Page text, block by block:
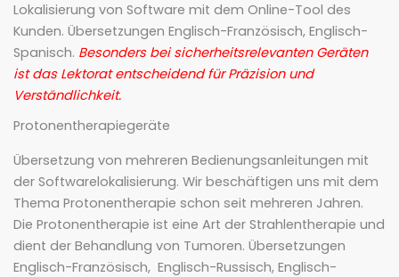
Lokalisierung von Software mit dem Online-Tool des
Kunden. Übersetzungen Englisch-Französisch, Englisch-
Spanisch. Besonders bei sicherheitsrelevanten Geräten
ist das Lektorat entscheidend für Präzision und
Verständlichkeit.
Protonentherapiegeräte
Übersetzung von mehreren Bedienungsanleitungen mit
der Softwarelokalisierung. Wir beschäftigen uns mit dem
Thema Protonentherapie schon seit mehreren Jahren.
Die Protonentherapie ist eine Art der Strahlentherapie und
dient der Behandlung von Tumoren. Übersetzungen
Englisch-Französisch, Englisch-Russisch, Englisch-